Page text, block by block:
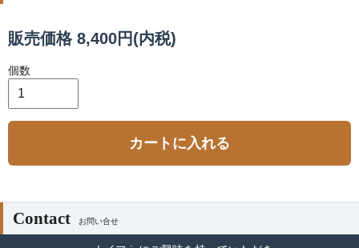
販売価格 8,400円(内税)
個数
カートに入れる
Contact お問い合せ